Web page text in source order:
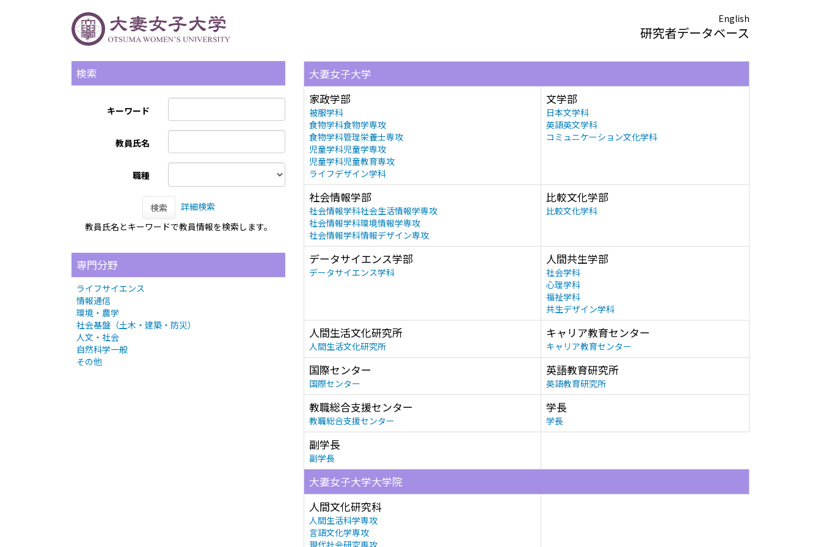
English
研究者データベース
検索
キーワード
教員氏名
職種
検索
詳細検索
教員氏名とキーワードで教員情報を検索します。
専門分野
ライフサイエンス
情報通信
環境・農学
社会基盤（土木・建築・防災）
人文・社会
自然科学一般
その他
大妻女子大学
家政学部
被服学科
食物学科食物学専攻
食物学科管理栄養士専攻
児童学科児童学専攻
児童学科児童教育専攻
ライフデザイン学科
文学部
日本文学科
英語英文学科
コミュニケーション文化学科
社会情報学部
社会情報学科社会生活情報学専攻
社会情報学科環境情報学専攻
社会情報学科情報デザイン専攻
比較文化学部
比較文化学科
データサイエンス学部
データサイエンス学科
人間共生学部
社会学科
心理学科
福祉学科
共生デザイン学科
人間生活文化研究所
人間生活文化研究所
キャリア教育センター
キャリア教育センター
国際センター
国際センター
英語教育研究所
英語教育研究所
教職総合支援センター
教職総合支援センター
学長
学長
副学長
副学長
大妻女子大学大学院
人間文化研究科
人間生活科学専攻
言語文化学専攻
現代社会研究専攻